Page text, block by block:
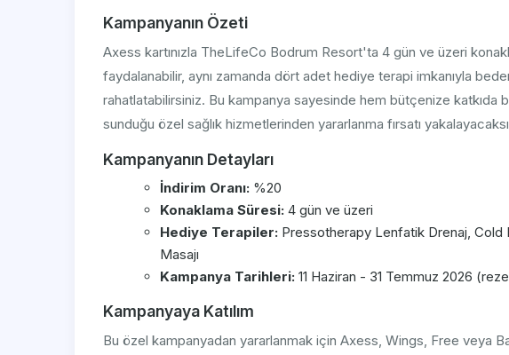
Kampanyanın Özeti
Axess kartınızla TheLifeCo Bodrum Resort'ta 4 gün ve üzeri
faydalanabilir, aynı zamanda dört adet hediye terapi imkanıyla
rahatlatabilirsiniz. Bu kampanya sayesinde hem bütçenize katkıda
sunduğu özel sağlık hizmetlerinden yararlanma fırsatı
Kampanyanın Detayları
İndirim Oranı: %20
Konaklama Süresi: 4 gün ve üzeri
Hediye Terapiler: Pressotherapy Lenfatik Drenaj,
Masajı
Kampanya Tarihleri: 11 Haziran - 31 Temmuz 2026
Kampanyaya Katılım
Bu özel kampanyadan yararlanmak için Axess, Wings, Free veya